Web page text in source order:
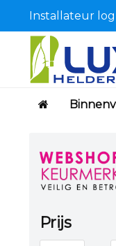
Installateur
Prijs